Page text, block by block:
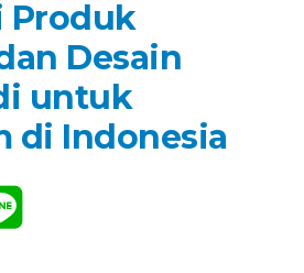
Produk
Desain
untuk
di Indonesia